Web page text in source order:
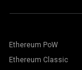
Ethereum PoW
Ethereum Classic